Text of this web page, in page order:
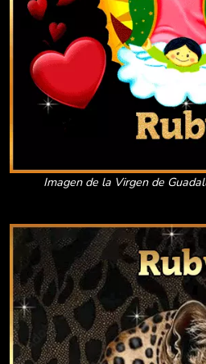
Imagen de la Virgen de